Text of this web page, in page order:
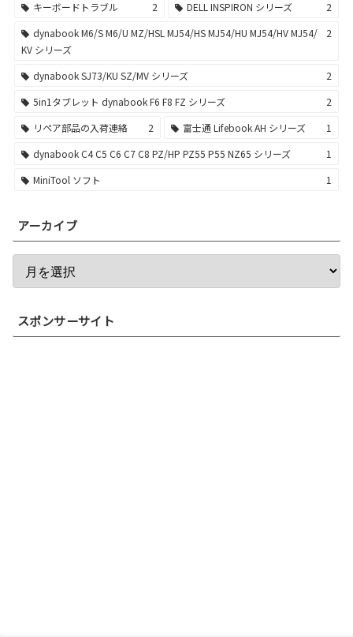
キーボードトラブル
2 DELL INSPIRON シリーズ
2
dynabook M6/S M6/U MZ/HSL MJ54/HS MJ54/HU MJ54/HV MJ54/
KV シリーズ
2
dynabook SJ73/KU SZ/MV シリーズ
2
5in1タブレット dynabook F6 F8 FZ シリーズ
2
リペア部品の入荷連絡
2 富士通 Lifebook AH シリーズ
1
dynabook C4 C5 C6 C7 C8 PZ/HP PZ55 P55 NZ65 シリーズ
1
MiniTool ソフト
1
アーカイブ
スポンサーサイト